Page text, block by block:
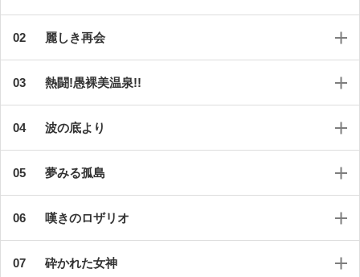
麗しき再会
熱闘!愚裸美温泉!!
波の底より
夢みる孤島
嘆きのロザリオ
砕かれた女神